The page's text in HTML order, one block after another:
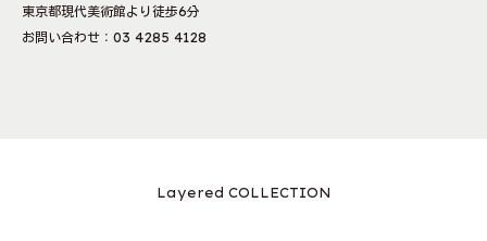
東京都現代美術館より徒歩6分
お問い合わせ：03 4285 4128
Layered COLLECTION